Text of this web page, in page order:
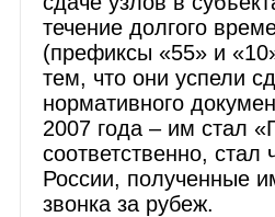
течение долгого
(префиксы «55» и
тем, что они успели
нормативного
2007 года – им стал
соответственно,
России, полученные
звонка за рубеж.